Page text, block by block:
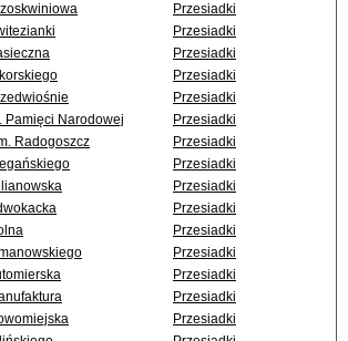
Przesiadki
Przesiadki
Przesiadki
Przesiadki
Przesiadki
Pamięci Narodowej
Przesiadki
Radogoszcz
Przesiadki
Przesiadki
Przesiadki
Przesiadki
Przesiadki
Przesiadki
Przesiadki
Przesiadki
Przesiadki